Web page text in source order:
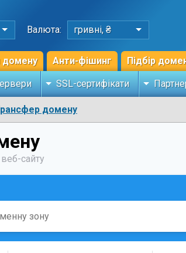
Валюта: гривні, ₴
домену Анти-фішинг Підбір
SSL-сертифікати
домену
сайту